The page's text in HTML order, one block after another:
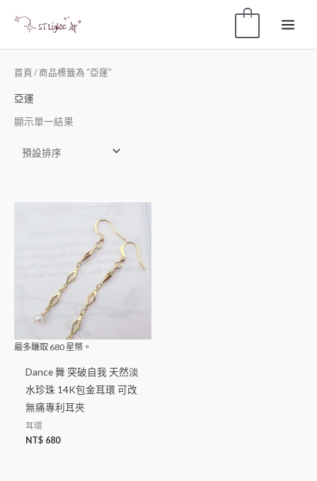
首頁 / 商品標籤為 “亞運”
亞運
顯示單一結果
最多賺取 680 星幣。
Dance 舞 突破自我 天然淡
水珍珠 14K包金耳環 可改
無痛專利耳夾
耳環
NT$ 680